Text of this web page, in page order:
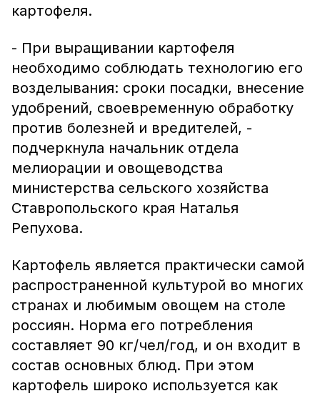
картофеля.
- При выращивании картофеля
необходимо соблюдать технологию его
возделывания: сроки посадки, внесение
удобрений, своевременную обработку
против болезней и вредителей, -
подчеркнула начальник отдела
мелиорации и овощеводства
министерства сельского хозяйства
Ставропольского края Наталья
Репухова.
Картофель является практически самой
распространенной культурой во многих
странах и любимым овощем на столе
россиян. Норма его потребления
составляет 90 кг/чел/год, и он входит в
состав основных блюд. При этом
картофель широко используется как